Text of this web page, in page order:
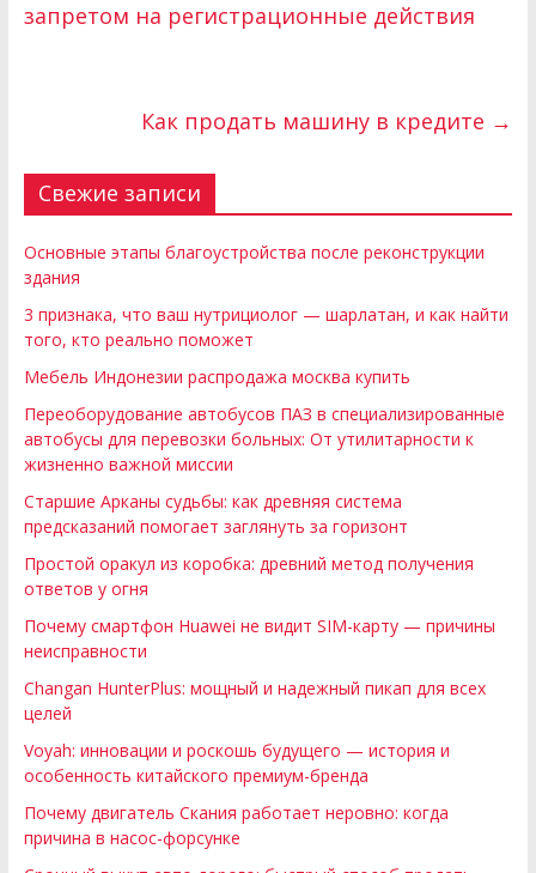
запретом на регистрационные действия
Как продать машину в кредите →
Свежие записи
Основные этапы благоустройства после реконструкции
здания
3 признака, что ваш нутрициолог — шарлатан, и как найти
того, кто реально поможет
Мебель Индонезии распродажа москва купить
Переоборудование автобусов ПАЗ в специализированные
автобусы для перевозки больных: От утилитарности к
жизненно важной миссии
Старшие Арканы судьбы: как древняя система
предсказаний помогает заглянуть за горизонт
Простой оракул из коробка: древний метод получения
ответов у огня
Почему смартфон Huawei не видит SIM-карту — причины
неисправности
Changan HunterPlus: мощный и надежный пикап для всех
целей
Voyah: инновации и роскошь будущего — история и
особенность китайского премиум-бренда
Почему двигатель Скания работает неровно: когда
причина в насос-форсунке